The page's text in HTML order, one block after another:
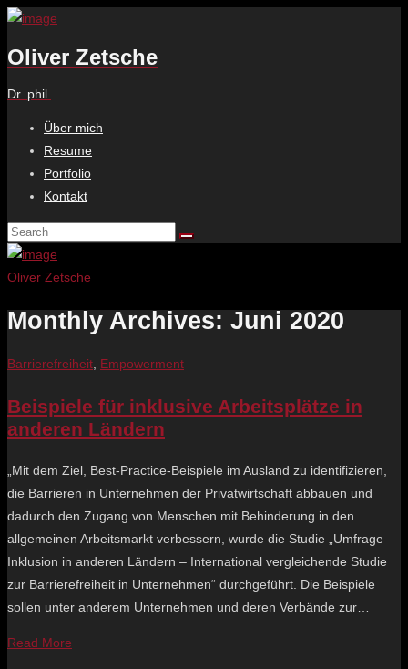
Oliver Zetsche
Dr. phil.
Über mich
Resume
Portfolio
Kontakt
Oliver Zetsche
Monthly Archives: Juni 2020
Barrierefreiheit Empowerment
Beispiele für inklusive Arbeitsplätze in
anderen Ländern
„Mit dem Ziel, Best-Practice-Beispiele im Ausland zu identifizieren,
die Barrieren in Unternehmen der Privatwirtschaft abbauen und
dadurch den Zugang von Menschen mit Behinderung in den
allgemeinen Arbeitsmarkt verbessern, wurde die Studie „Umfrage
Inklusion in anderen Ländern – International vergleichende Studie
zur Barrierefreiheit in Unternehmen“ durchgeführt. Die Beispiele
sollen unter anderem Unternehmen und deren Verbände zur…
Read More